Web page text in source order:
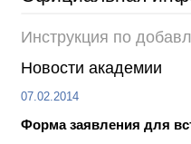
Инструкция по
Новости академии
07.02.2014
Форма заявления для